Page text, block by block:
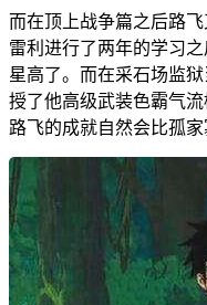
而在顶上战争篇之后路
雷利进行了两年的学习
星高了。而在采石场监
授了他高级武装色霸气
路飞的成就自然会比孤家